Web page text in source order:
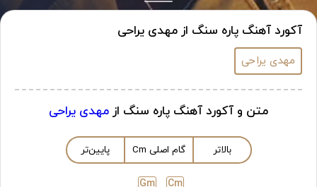
آکورد آهنگ پاره سنگ از مهدی یراحی
مهدی یراحی
متن و آکورد آهنگ پاره سنگ از مهدی یراحی
بالاتر گام اصلی Cm پایین‌تر
Cm
Gm